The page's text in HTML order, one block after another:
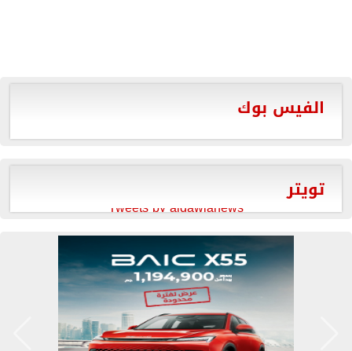
الفيس بوك
تويتر
Tweets by aldawlanews